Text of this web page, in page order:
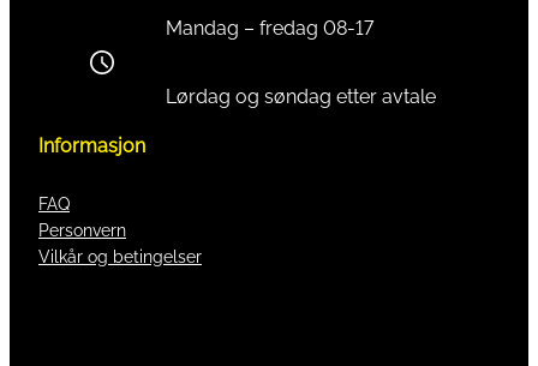
Mandag – fredag 08-17
Lørdag og søndag etter avtale
Informasjon
FAQ
Personvern
Vilkår og betingelser